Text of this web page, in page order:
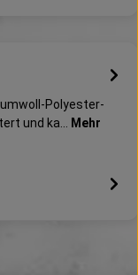
Polyester-
und ka…
Mehr